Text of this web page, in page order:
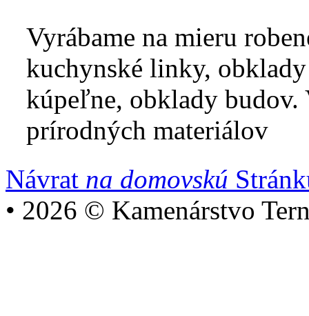
Vyrábame na mieru
kuchynské linky,
kúpeľne, obklady budov.
prírodných materiálov
Návrat na domovskú
• 2026 © Kamenárstvo